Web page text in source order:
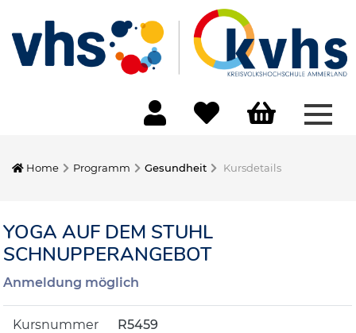
Home Programm Gesundheit Kursdetails
YOGA AUF DEM STUHL
SCHNUPPERANGEBOT
Anmeldung möglich
Kursnummer R5459